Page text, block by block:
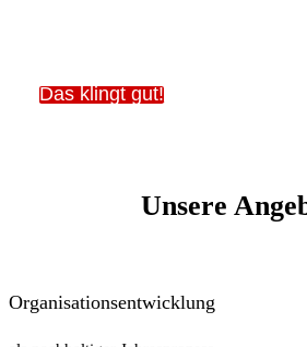
Das klingt gut!
Unsere
Organisationsentwicklung